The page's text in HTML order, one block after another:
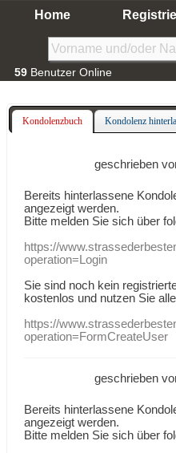
Home
59 Benutzer Online
Kondolenzbuch Kondolenz
geschrieben
Bereits hinterlassene
angezeigt werden.
Bitte melden Sie sich über
https://
operation=Login
Sie sind noch kein
kostenlos und nutzen Sie
https://
operation=FormCreateUser
geschrieben
Bereits hinterlassene
angezeigt werden.
Bitte melden Sie sich über